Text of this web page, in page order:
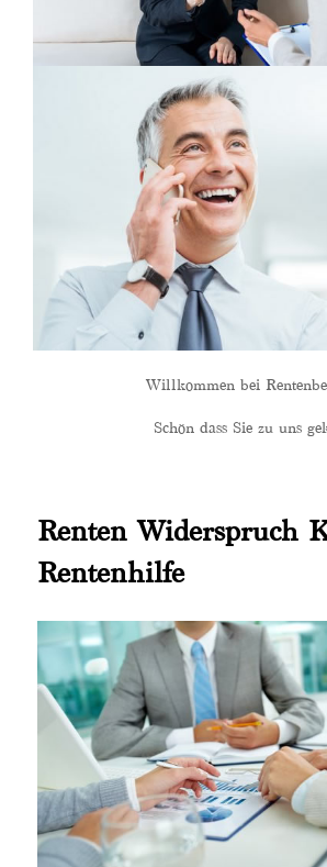
Willkommen bei
Schön dass Sie zu uns
Renten Widerspruch
Rentenhilfe